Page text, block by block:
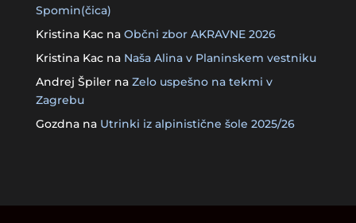
Spomin(čica)
Kristina Kacna Občni zbor AKRAVNE 2026
Kristina Kacna Naša Alina v Planinskem vestniku
Andrej Špilerna Zelo uspešno na tekmi v
Zagrebu
Gozdnana Utrinki iz alpinistične šole 2025/26